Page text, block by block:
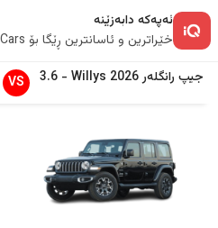
ئەپەکە دابەزێنە
خێراترین و ئاسانترین ڕێگا بۆ iQ Cars
جیپ رانگلەر2026
Willys
-
3.6
VS